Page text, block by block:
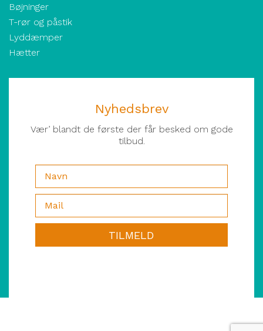
Bøjninger
T-rør og påstik
Lyddæmper
Hætter
Nyhedsbrev
Vær’ blandt de første der får besked om gode
tilbud.
TILMELD